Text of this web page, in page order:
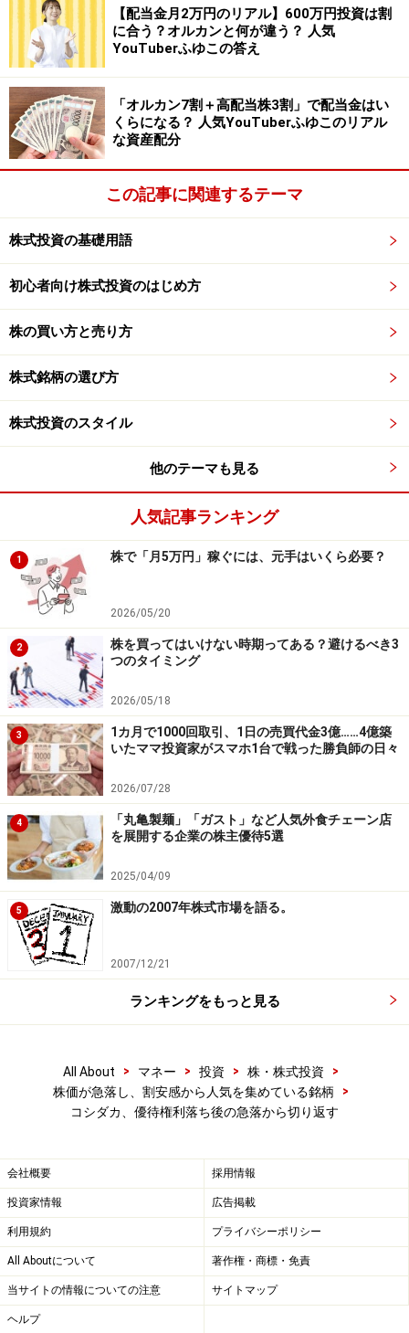
【配当金月2万円のリアル】600万円投資は割
に合う？オルカンと何が違う？ 人気
YouTuberふゆこの答え
「オルカン7割＋高配当株3割」で配当金はい
くらになる？ 人気YouTuberふゆこのリアル
な資産配分
この記事に関連するテーマ
株式投資の基礎用語
初心者向け株式投資のはじめ方
株の買い方と売り方
株式銘柄の選び方
株式投資のスタイル
他のテーマも見る
人気記事ランキング
1 株で「月5万円」稼ぐには、元手はいくら必要？
2026/05/20
2
株を買ってはいけない時期ってある？避けるべき3
つのタイミング
2026/05/18
3
1カ月で1000回取引、1日の売買代金3億……4億築
いたママ投資家がスマホ1台で戦った勝負師の日々
2026/07/28
4
「丸亀製麺」「ガスト」など人気外食チェーン店
を展開する企業の株主優待5選
2025/04/09
5 激動の2007年株式市場を語る。
2007/12/21
ランキングをもっと見る
All About > マネー > 投資 > 株・株式投資
>
株価が急落し、割安感から人気を集めている銘柄
>
コシダカ、優待権利落ち後の急落から切り返す
会社概要 採用情報
投資家情報 広告掲載
利用規約 プライバシーポリシー
All Aboutについて 著作権・商標・免責
当サイトの情報についての注意 サイトマップ
ヘルプ